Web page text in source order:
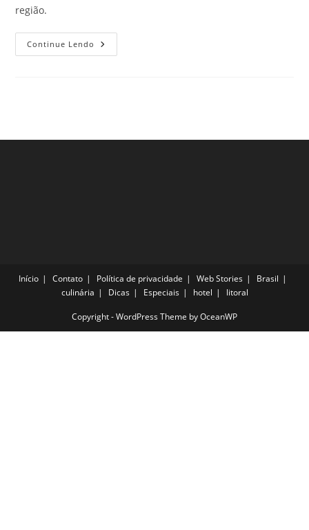
região.
Continue Lendo Confira
As
Início Contato Política de privacidade Web Stories
Brasil
culinária
Dicas Especiais hotel litoral
Copyright - WordPress Theme by OceanWP